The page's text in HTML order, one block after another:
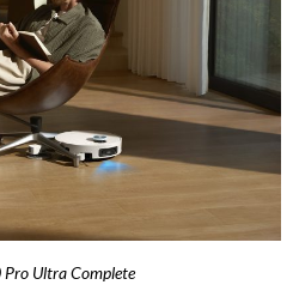
Pro Ultra Complete